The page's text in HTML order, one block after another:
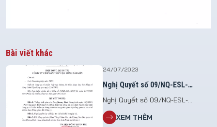
Bài viết khác
24/07/2023
Nghị Quyết số 09/NQ-ESL-
Nghị Quyết số 09/NQ-ESL-
HĐQT.23 Vv giao nhiệm vụ điều
hành Công ty Cổ phần Tiếp vận
XEM THÊM